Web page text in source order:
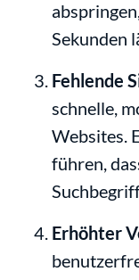
Sekunden
Fehlende
schnelle,
Websites.
führen,
Erhöhter